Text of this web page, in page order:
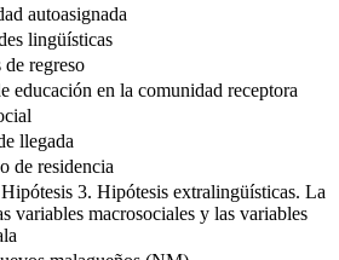
autoasignada
lingüísticas
de regreso
educación en la comunidad receptora
llegada
de residencia
3. Hipótesis extralingüísticas. La
variables macrosociales y las variables